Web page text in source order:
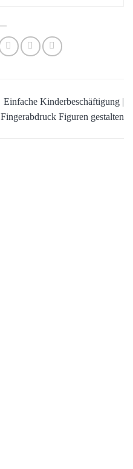
Einfache Kinderbeschäftigung |
Fingerabdruck Figuren gestalten